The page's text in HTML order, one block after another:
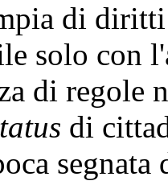
di
solo con
di regole
di